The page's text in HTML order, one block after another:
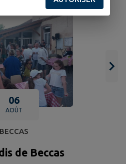
06
AOÛT
BECCAS
de Beccas